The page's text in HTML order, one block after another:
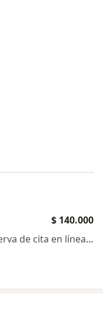
$ 140.000
Este especialista no ofrece reserva de cita en línea en esta dirección.